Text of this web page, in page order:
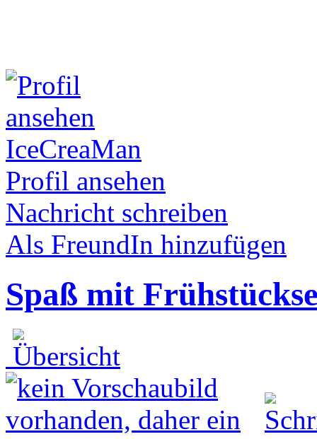
IceCreaMan
Profil ansehen
Nachricht schreiben
Als FreundIn hinzufügen
Spaß mit